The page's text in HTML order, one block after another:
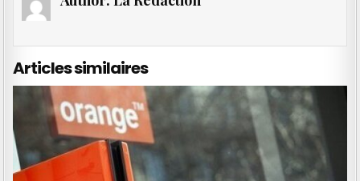
Articles similaires